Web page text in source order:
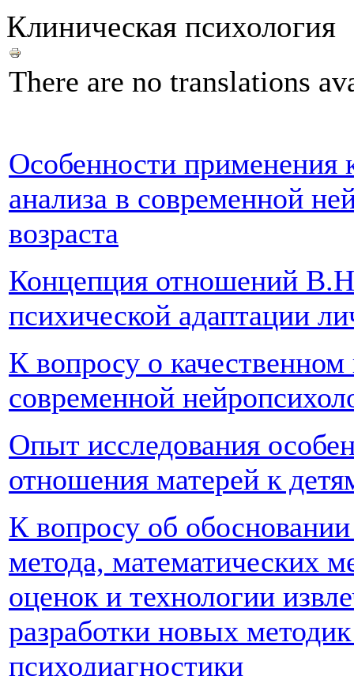
Клиническая психология
There are no translations
Особенности применения
анализа в современной
возраста
Концепция отношений
психической адаптации
К вопросу о
современной
Опыт исследования
отношения матерей к
К вопросу об обосновании
метода, математических
оценок и технологии
разработки новых
психодиагностики